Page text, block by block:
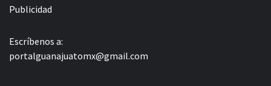
Publicidad
Escríbenos a:
portalguanajuatomx@gmail.com